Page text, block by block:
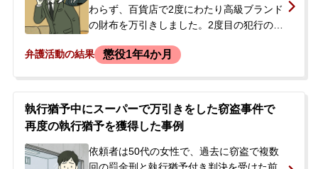
わらず、百貨店で2度にわたり高級ブランド
の財布を万引きしました。2度目の犯行の翌
され、警察署で事情聴取を受けることにな
になるのではないかと今後の見通しに強い
不安を抱き、当事務所へ相談に来られまし
た。
弁護活動の結果 懲役1年4か月
執行猶予中にスーパーで万引きをした窃盗事件で
再度の執行猶予を獲得した事例
依頼者は50代の女性で、過去に窃盗で複数
回の罰金刑と執行猶予付き判決を受けた前